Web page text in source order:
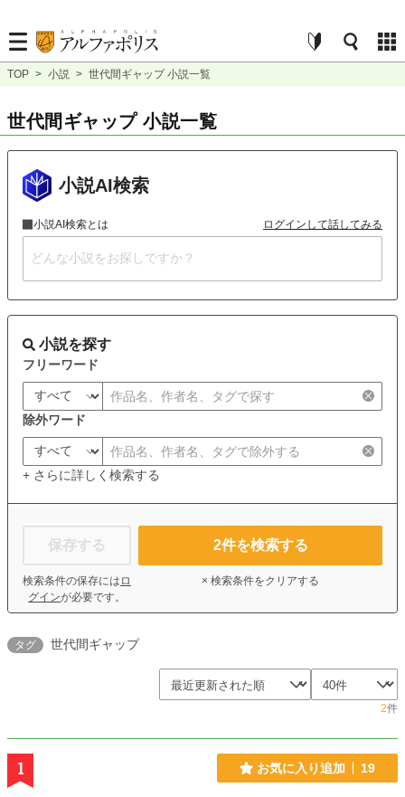
TOP > 小説 > 世代間ギャップ 小説一覧
世代間ギャップ 小説一覧
小説AI検索
小説AI検索とは ログインして話してみる
小説を探す
フリーワード
除外ワード
+ さらに詳しく検索する
保存する
検索条件の保存には ロ
グインが必要です。
2件を検索する
× 検索条件をクリアする
タグ 世代間ギャップ
2件
1 お気に入り追加 19